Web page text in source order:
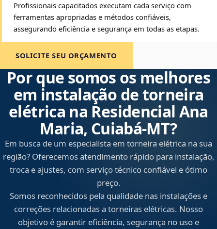
Profissionais capacitados executam cada serviço com
ferramentas apropriadas e métodos confiáveis,
assegurando eficiência e segurança em todas as etapas.
SOLICITE SEU ORÇAMENTO
Por que somos os melhores
em instalação de torneira
elétrica na Residencial Ana
Maria, Cuiabá‑MT?
Em busca de um especialista em torneira elétrica na sua
região? Oferecemos atendimento rápido para instalação,
troca e ajustes, com serviço técnico confiável e ótimo
preço.
Somos reconhecidos pela qualidade nas instalações e
correções relacionadas a torneiras elétricas. Nosso
objetivo é garantir eficiência, segurança no uso e